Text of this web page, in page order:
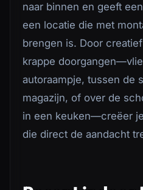
naar binnen en geeft
een locatie die met
brengen is. Door
krappe
autoraampje, tussen de
magazijn, of over de
in een keuken—creëer
die direct de aandacht